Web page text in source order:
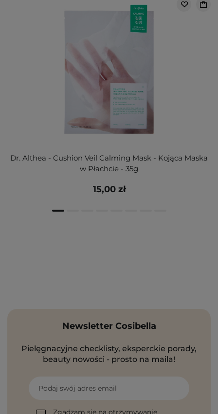
Dr. Althea - Cushion Veil Calming Mask - Kojąca Maska
w Płachcie - 35g
15,00 zł
Newsletter Cosibella
Pielęgnacyjne checklisty, eksperckie porady,
beauty nowości - prosto na maila!
Podaj swój adres email
Zgadzam się na otrzymywanie